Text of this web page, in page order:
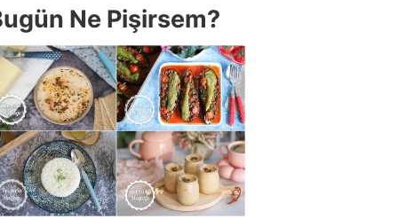
Ne Pişirsem?